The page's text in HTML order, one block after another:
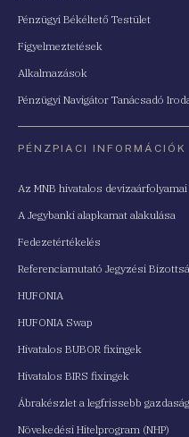
Pénzügyi Békéltető Testület
Figyelmeztetések
Alkalmazások
Pénzügyi Navigátor Tanácsadó
PÉNZPIACI INFORMÁCIÓK
Az MNB hivatalos devizaárfolyamai
A Jegybanki alapkamat alakulása
Fedezetértékelés
Referenciamutató Jegyzési
HUFONIA
HUFONIA Swap
Hivatalos BUBOR fixingek
Hivatalos BIRS fixingek
Ábrakészlet a legfrissebb
Növekedési Hitelprogram (NHP)